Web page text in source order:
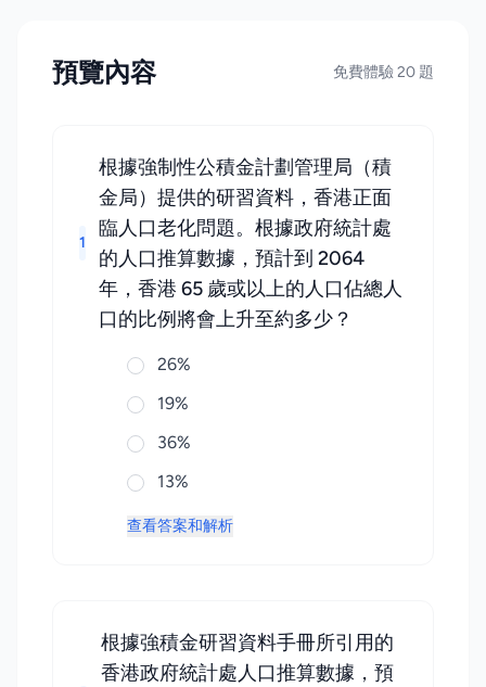
預覽內容 免費體驗 20 題
1
根據強制性公積金計劃管理局（積
金局）提供的研習資料，香港正面
臨人口老化問題。根據政府統計處
的人口推算數據，預計到 2064
年，香港 65 歲或以上的人口佔總人
口的比例將會上升至約多少？
26%
19%
36%
13%
查看答案和解析
根據強積金研習資料手冊所引用的
香港政府統計處人口推算數據，預